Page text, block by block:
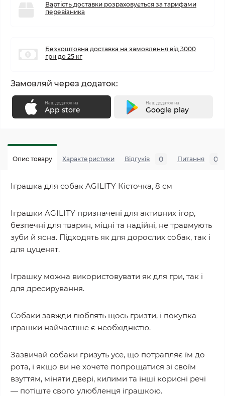
Вартість доставки розраховується за тарифами
перевізника
Безкоштовна доставка на замовлення від 3000
грн до 25 кг
Замовляй через додаток:
Наш додаток на
App store
Наш додаток на
Google play
Опис товару Характеристики Відгуків 0 Питання 0
Іграшка для собак AGILITY Кісточка, 8 см
Іграшки AGILITY призначені для активних ігор,
безпечні для тварин, міцні та надійні, не травмують
зуби й ясна. Підходять як для дорослих собак, так і
для цуценят.
Іграшку можна використовувати як для гри, так і
для дресирування.
Собаки завжди люблять щось гризти, і покупка
іграшки найчастіше є необхідністю.
Зазвичай собаки гризуть усе, що потрапляє їм до
рота, і якщо ви не хочете попрощатися зі своїм
взуттям, міняти двері, килими та інші корисні речі
— потіште свого улюбленця іграшкою.